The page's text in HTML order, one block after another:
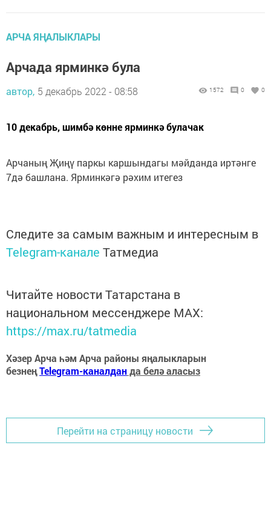
АРЧА ЯҢАЛЫКЛАРЫ
Арчада ярминкә була
автор, 5 декабрь 2022 - 08:58 1572 0 0
10 декабрь, шимбә көнне ярминкә булачак
Арчаның Җиңү паркы каршындагы мәйданда иртәнге
7дә башлана. Ярминкәгә рәхим итегез
Следите за самым важным и интересным в
Telegram-канале Татмедиа
Читайте новости Татарстана в
национальном мессенджере MАХ:
https://max.ru/tatmedia
Хәзер Арча һәм Арча районы яңалыкларын
безнеңTelegram-каналданда белә аласыз
Перейти на страницу новости